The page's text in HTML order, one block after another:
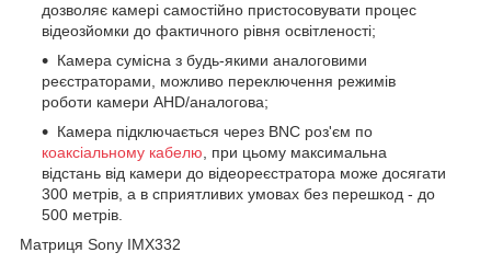
дозволяє камері самостійно пристосовувати процес
відеозйомки до фактичного рівня освітленості;
Камера сумісна з будь-якими аналоговими
реєстраторами, можливо переключення режимів
роботи камери AHD/аналогова;
Камера підключається через BNC роз'єм по
коаксіальному кабелю, при цьому максимальна
відстань від камери до відеореєстратора може досягати
300 метрів, а в сприятливих умовах без перешкод - до
500 метрів.
Матриця Sony IMX332